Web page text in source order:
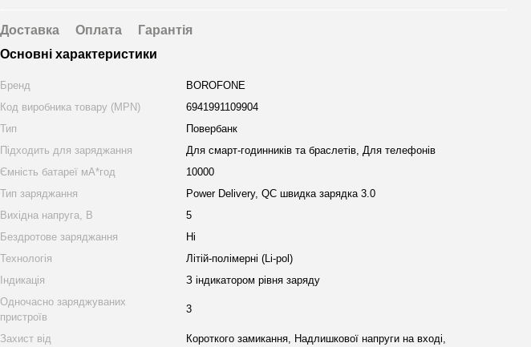
Доставка Оплата
Гарантія
Основні характеристики
Бренд
BOROFONE
Код виробника товару (MPN)
6941991109904
Тип
Повербанк
Підходить для заряджання
Для смарт-годинників та браслетів, Для телефонів
Ємність батареї мА*год
10000
Тип заряджання
Power Delivery, QC швидка зарядка 3.0
Вихідна напруга, В
5
Бездротове заряджання
Ні
Технологія
Літій-полімерні (Li-pol)
Індикація
З індикатором рівня заряду
Одночасно заряджуваних
пристроїв
3
Захист від
Короткого замикання, Надлишкової напруги на вході,